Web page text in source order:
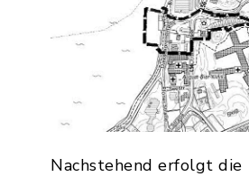
Nachstehend erfolgt die